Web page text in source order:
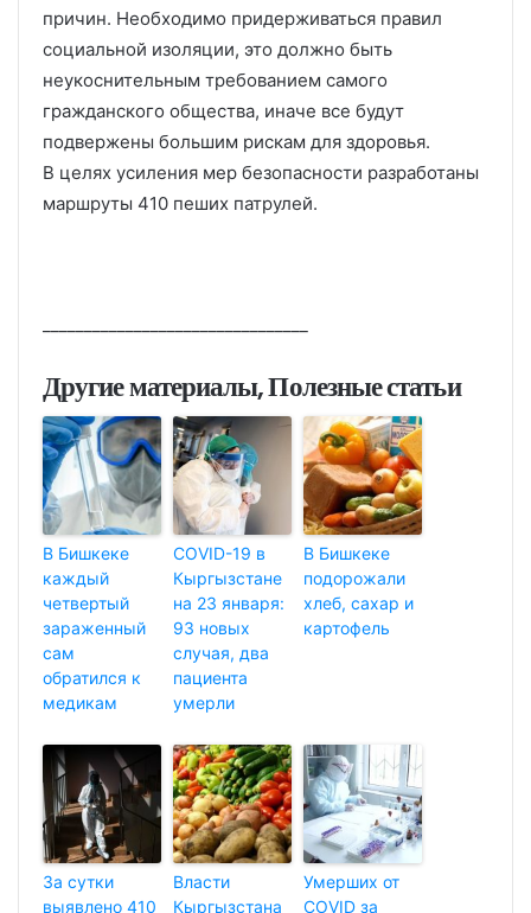
причин. Необходимо придерживаться правил
социальной изоляции, это должно быть
неукоснительным требованием самого
гражданского общества, иначе все будут
подвержены большим рискам для здоровья.
В целях усиления мер безопасности разработаны
маршруты 410 пеших патрулей.
Другие материалы, Полезные статьи
В Бишкеке
каждый
четвертый
зараженный
сам
обратился к
медикам
COVID-19 в
Кыргызстане
на 23 января:
93 новых
случая, два
пациента
умерли
В Бишкеке
подорожали
хлеб, сахар и
картофель
За сутки
выявлено 410
Власти
Кыргызстана
Умерших от
COVID за